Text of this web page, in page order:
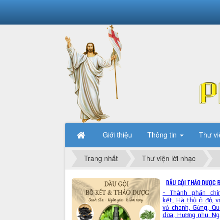
Giới thiệu Thông tin Thư
Trang nhất Thư viện lời nhạc